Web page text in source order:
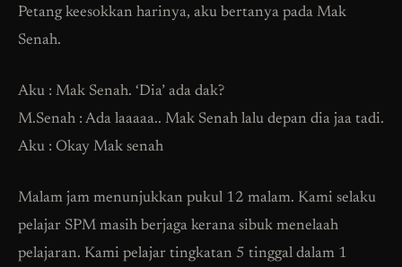
Petang keesokkan harinya, aku bertanya pada Mak
Senah.
Aku : Mak Senah. ‘Dia’ ada dak?
M.Senah : Ada laaaaa.. Mak Senah lalu depan dia jaa tadi.
Aku : Okay Mak senah
Malam jam menunjukkan pukul 12 malam. Kami selaku
pelajar SPM masih berjaga kerana sibuk menelaah
pelajaran. Kami pelajar tingkatan 5 tinggal dalam 1